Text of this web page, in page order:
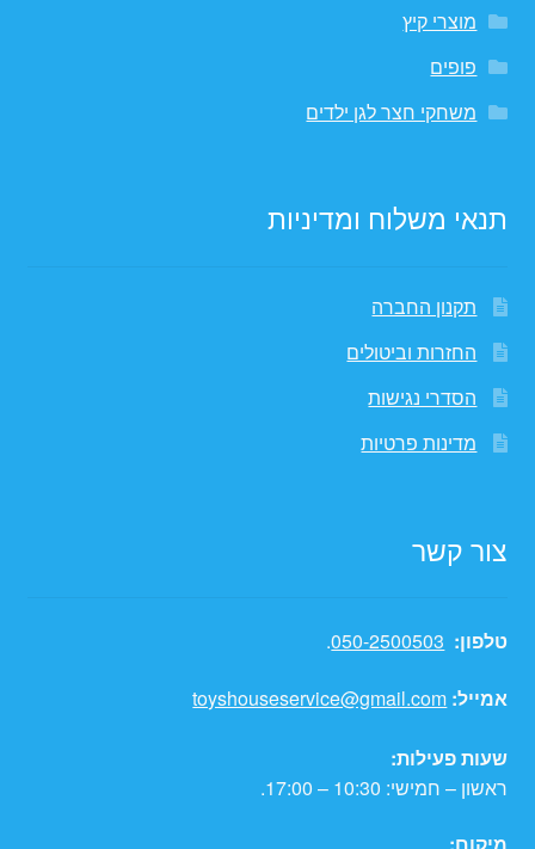
מוצרי קיץ
פופים
משחקי חצר לגן ילדים
תנאי משלוח ומדיניות
תקנון החברה
החזרות וביטולים
הסדרי נגישות
מדינות פרטיות
צור קשר
טלפון: 050-2500503
.
אמייל: toyshouseservice@gmail.com
שעות פעילות:
ראשון – חמישי: 10:30 – 17:00.